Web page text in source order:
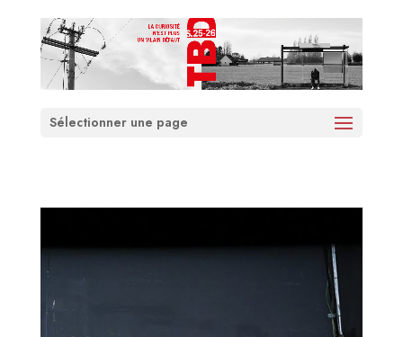
Sélectionner une page